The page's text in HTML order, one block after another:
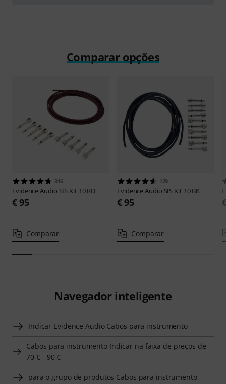
Comparar opções
316
Evidence Audio SIS Kit 10 RD
€ 95
Comparar
129
Evidence Audio SIS Kit 10 BK
€ 95
Comparar
Navegador inteligente
Indicar Evidence Audio Cabos para instrumento
Cabos para instrumento Indicar na faixa de preços de
70 € - 90 €
para o grupo de produtos Cabos para instrumento